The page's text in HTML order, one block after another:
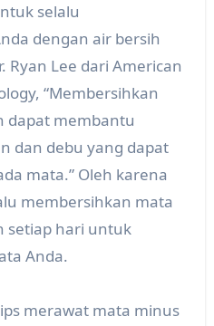
selalu
dengan air bersih
Ryan Lee dari American
“Membersihkan
dapat membantu
dan debu yang dapat
mata.” Oleh karena
membersihkan mata
setiap hari untuk
Anda.
merawat mata minus